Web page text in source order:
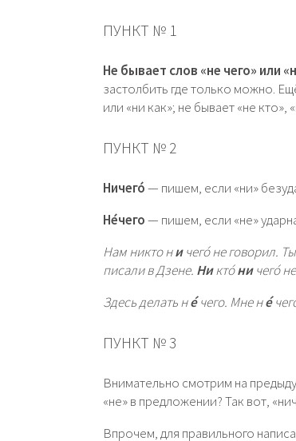
ПУНКТ № 1
Не бывает слов «не чего» или
застолбить где только можно.
или «ни как»; не бывает «не
ПУНКТ № 2
Ничего́— пишем, если «ни»
Не́чего— пишем, если «не»
Нам никто ни чего́ не говорил.
писали в Дзене. Никто́ни чего́
Здесь делать не́ чего. Мне не́
ПУНКТ № 3
Внимательно смотрим на
«не» в предложении? Так вот,
Впрочем, для правильного